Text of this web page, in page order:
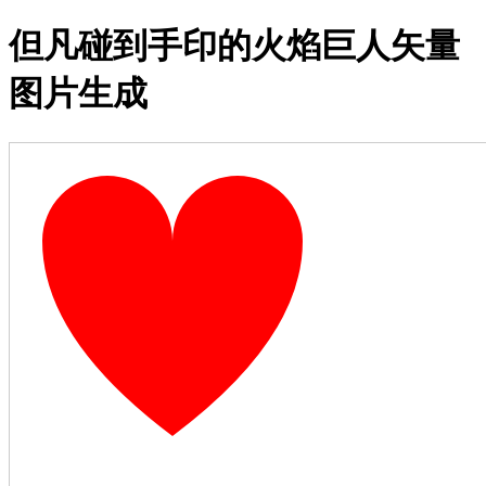
但凡碰到手印的火焰巨人矢量
图片生成